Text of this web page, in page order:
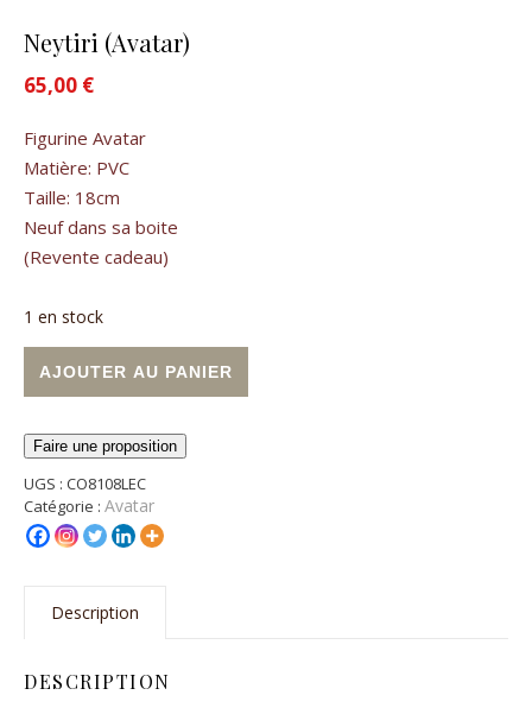
Neytiri (Avatar)
65,00 €
Figurine Avatar
Matière: PVC
Taille: 18cm
Neuf dans sa boite
(Revente cadeau)
1 en stock
quantité de Neytiri (Avatar)
AJOUTER AU PANIER
Faire une proposition
UGS : CO8108LEC
Catégorie : Avatar
Description
DESCRIPTION